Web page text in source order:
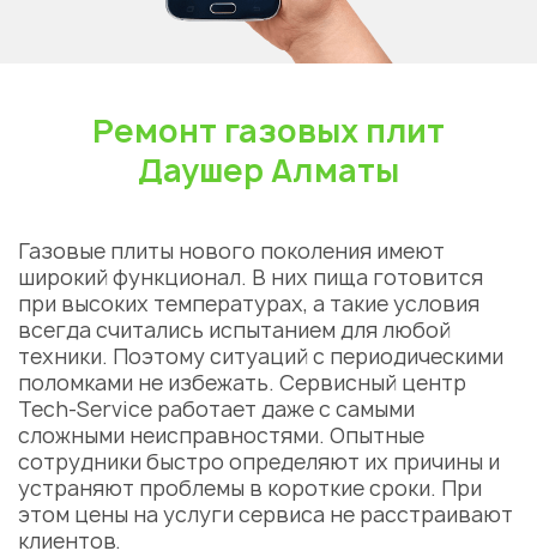
Ремонт газовых плит
Даушер Алматы
Газовые плиты нового поколения имеют
широкий функционал. В них пища готовится
при высоких температурах, а такие условия
всегда считались испытанием для любой
техники. Поэтому ситуаций с периодическими
поломками не избежать. Сервисный центр
Tech-Service работает даже с самыми
сложными неисправностями. Опытные
сотрудники быстро определяют их причины и
устраняют проблемы в короткие сроки. При
этом цены на услуги сервиса не расстраивают
клиентов.